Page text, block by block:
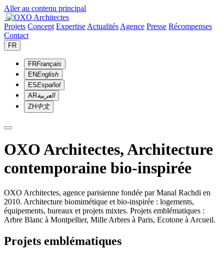
Aller au contenu principal
Projets Concept Expertise Actualités Agence Presse Récompenses
Contact
FR
FRFrançais
ENEnglish
ESEspañol
ARالعربية
ZH中文
OXO Architectes, Architecture
contemporaine bio-inspirée
OXO Architectes, agence parisienne fondée par Manal Rachdi en
2010. Architecture biomimétique et bio-inspirée : logements,
équipements, bureaux et projets mixtes. Projets emblématiques :
Arbre Blanc à Montpellier, Mille Arbres à Paris, Ecotone à Arcueil.
Projets emblématiques